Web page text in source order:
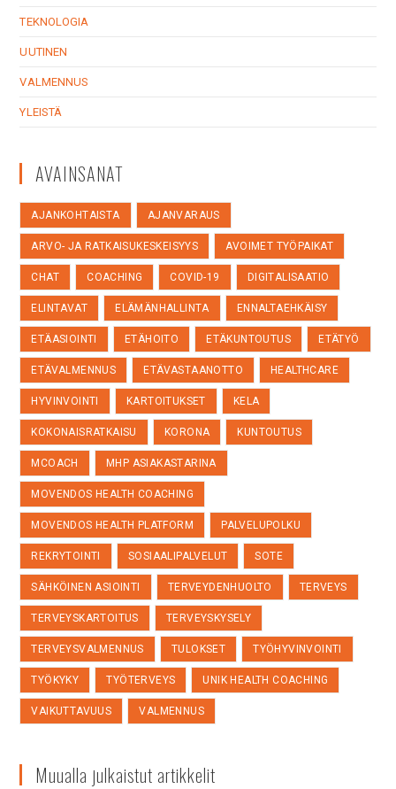
TEKNOLOGIA
UUTINEN
VALMENNUS
YLEISTÄ
AVAINSANAT
AJANKOHTAISTA AJANVARAUS
ARVO- JA RATKAISUKESKEISYYS AVOIMET TYÖPAIKAT
CHAT COACHING COVID-19 DIGITALISAATIO
ELINTAVAT ELÄMÄNHALLINTA ENNALTAEHKÄISY
ETÄASIOINTI ETÄHOITO ETÄKUNTOUTUS ETÄTYÖ
ETÄVALMENNUS ETÄVASTAANOTTO HEALTHCARE
HYVINVOINTI KARTOITUKSET KELA
KOKONAISRATKAISU KORONA KUNTOUTUS
MCOACH MHP ASIAKASTARINA
MOVENDOS HEALTH COACHING
MOVENDOS HEALTH PLATFORM PALVELUPOLKU
REKRYTOINTI SOSIAALIPALVELUT SOTE
SÄHKÖINEN ASIOINTI TERVEYDENHUOLTO TERVEYS
TERVEYSKARTOITUS TERVEYSKYSELY
TERVEYSVALMENNUS TULOKSET TYÖHYVINVOINTI
TYÖKYKY TYÖTERVEYS UNIK HEALTH COACHING
VAIKUTTAVUUS VALMENNUS
Muualla julkaistut artikkelit